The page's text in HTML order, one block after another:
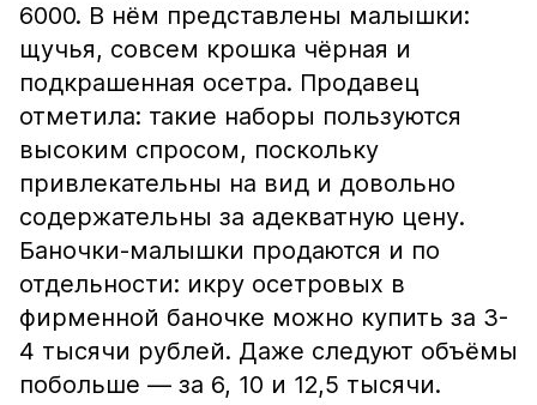
6000. В нём представлены малышки:
щучья, совсем крошка чёрная и
подкрашенная осетра. Продавец
отметила: такие наборы пользуются
высоким спросом, поскольку
привлекательны на вид и довольно
содержательны за адекватную цену.
Баночки-малышки продаются и по
отдельности: икру осетровых в
фирменной баночке можно купить за 3-
4 тысячи рублей. Даже следуют объёмы
побольше — за 6, 10 и 12,5 тысячи.